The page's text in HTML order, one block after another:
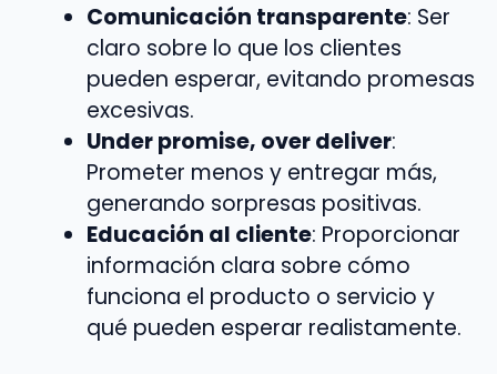
Comunicación transparente: Ser
claro sobre lo que los clientes
pueden esperar, evitando promesas
excesivas.
Under promise, over deliver:
Prometer menos y entregar más,
generando sorpresas positivas.
Educación al cliente: Proporcionar
información clara sobre cómo
funciona el producto o servicio y
qué pueden esperar realistamente.